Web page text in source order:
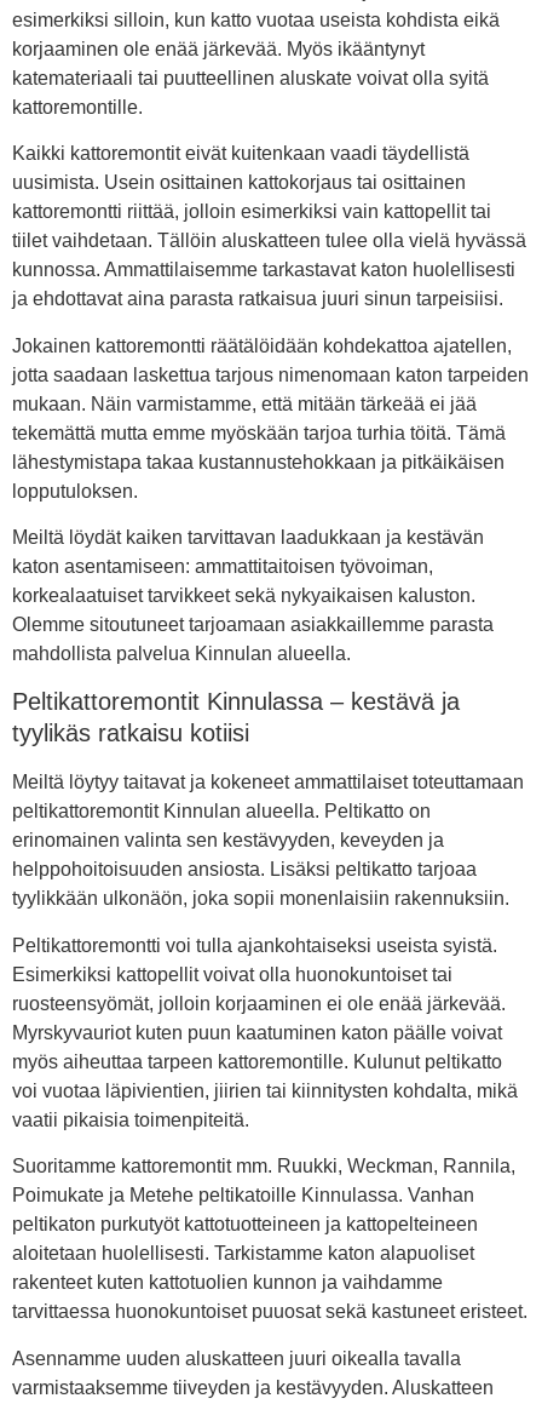
esimerkiksi silloin, kun katto vuotaa useista kohdista eikä
korjaaminen ole enää järkevää. Myös ikääntynyt
katemateriaali tai puutteellinen aluskate voivat olla syitä
kattoremontille.
Kaikki kattoremontit eivät kuitenkaan vaadi täydellistä
uusimista. Usein osittainen kattokorjaus tai osittainen
kattoremontti riittää, jolloin esimerkiksi vain kattopellit tai
tiilet vaihdetaan. Tällöin aluskatteen tulee olla vielä hyvässä
kunnossa. Ammattilaisemme tarkastavat katon huolellisesti
ja ehdottavat aina parasta ratkaisua juuri sinun tarpeisiisi.
Jokainen kattoremontti räätälöidään kohdekattoa ajatellen,
jotta saadaan laskettua tarjous nimenomaan katon tarpeiden
mukaan. Näin varmistamme, että mitään tärkeää ei jää
tekemättä mutta emme myöskään tarjoa turhia töitä. Tämä
lähestymistapa takaa kustannustehokkaan ja pitkäikäisen
lopputuloksen.
Meiltä löydät kaiken tarvittavan laadukkaan ja kestävän
katon asentamiseen: ammattitaitoisen työvoiman,
korkealaatuiset tarvikkeet sekä nykyaikaisen kaluston.
Olemme sitoutuneet tarjoamaan asiakkaillemme parasta
mahdollista palvelua Kinnulan alueella.
Peltikattoremontit Kinnulassa – kestävä ja
tyylikäs ratkaisu kotiisi
Meiltä löytyy taitavat ja kokeneet ammattilaiset toteuttamaan
peltikattoremontit Kinnulan alueella. Peltikatto on
erinomainen valinta sen kestävyyden, keveyden ja
helppohoitoisuuden ansiosta. Lisäksi peltikatto tarjoaa
tyylikkään ulkonäön, joka sopii monenlaisiin rakennuksiin.
Peltikattoremontti voi tulla ajankohtaiseksi useista syistä.
Esimerkiksi kattopellit voivat olla huonokuntoiset tai
ruosteensyömät, jolloin korjaaminen ei ole enää järkevää.
Myrskyvauriot kuten puun kaatuminen katon päälle voivat
myös aiheuttaa tarpeen kattoremontille. Kulunut peltikatto
voi vuotaa läpivientien, jiirien tai kiinnitysten kohdalta, mikä
vaatii pikaisia toimenpiteitä.
Suoritamme kattoremontit mm. Ruukki, Weckman, Rannila,
Poimukate ja Metehe peltikatoille Kinnulassa. Vanhan
peltikaton purkutyöt kattotuotteineen ja kattopelteineen
aloitetaan huolellisesti. Tarkistamme katon alapuoliset
rakenteet kuten kattotuolien kunnon ja vaihdamme
tarvittaessa huonokuntoiset puuosat sekä kastuneet eristeet.
Asennamme uuden aluskatteen juuri oikealla tavalla
varmistaaksemme tiiveyden ja kestävyyden. Aluskatteen